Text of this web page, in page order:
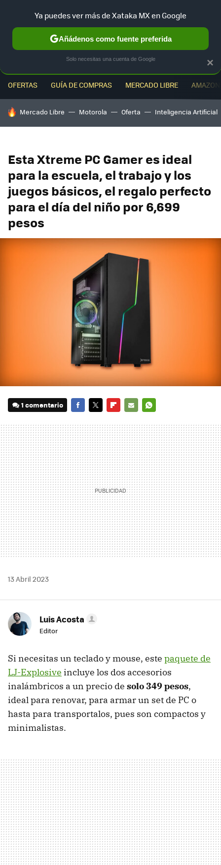
OFERTAS GUÍA DE COMPRAS MERCADO LIBRE
HOY SE HABLA DE
Mercado Libre Motorola Oferta Inteligencia Artificial
Esta Xtreme PC Gamer es ideal
para la escuela, el trabajo y los
juegos básicos, el regalo perfecto
para el día del niño por 6,699
pesos
1 comentario
MAIL
13 Abril 2023
Luis Acosta
Editor
Si necesitas un teclado y mouse, este paquete de
LJ-Explosive incluye los dos accesorios
inalámbricos a un precio de solo 349 pesos,
ideal para renovar, para armar un set de PC o
hasta para transportalos, pues son compactos y
minimalistas.
×
Ya puedes ver más de Xataka MX en Google
Añádenos como fuente preferida
Solo necesitas una cuenta de Google